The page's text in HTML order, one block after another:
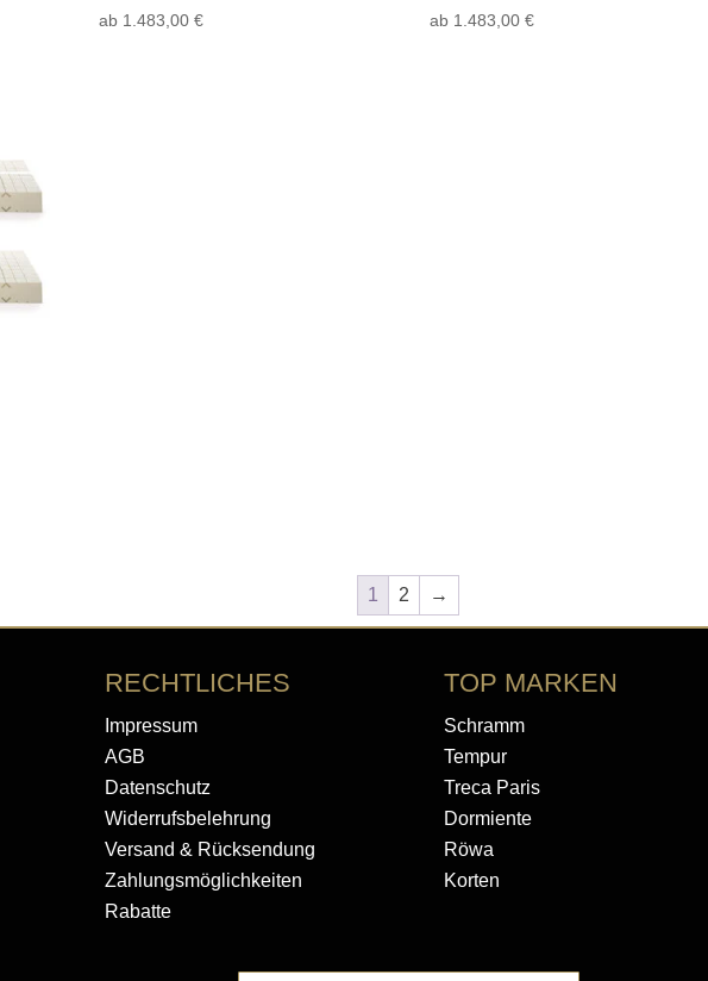
ab 1.483,00€ ab 1.483,00€
1 2 →
RECHTLICHES
Impressum
AGB
Datenschutz
Widerrufsbelehrung
Versand & Rücksendung
Zahlungsmöglichkeiten
Rabatte
TOP MARKEN
Schramm
Tempur
Treca Paris
Dormiente
Röwa
Korten